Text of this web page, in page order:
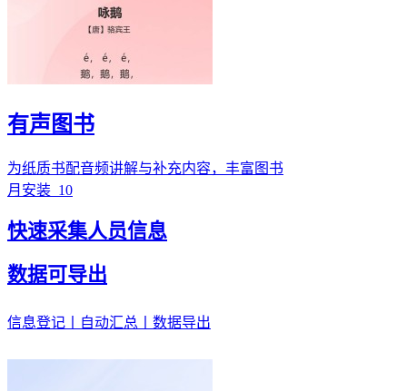
有声图书
为纸质书配音频讲解与补充内容，丰富图书
月安装 10
快速采集人员信息
数据可导出
信息登记丨自动汇总丨数据导出